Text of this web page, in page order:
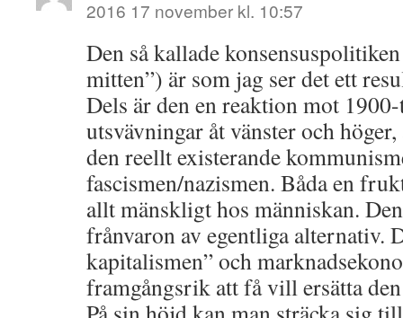
2016 17 november kl. 10:57
Den så kallade
mitten”) är som jag ser det ett
Dels är den en reaktion mot
utsvävningar åt vänster och
den reellt existerande
fascismen/nazismen. Båda en
allt mänskligt hos människan.
frånvaron av egentliga alternativ.
kapitalismen” och
framgångsrik att få vill ersätta